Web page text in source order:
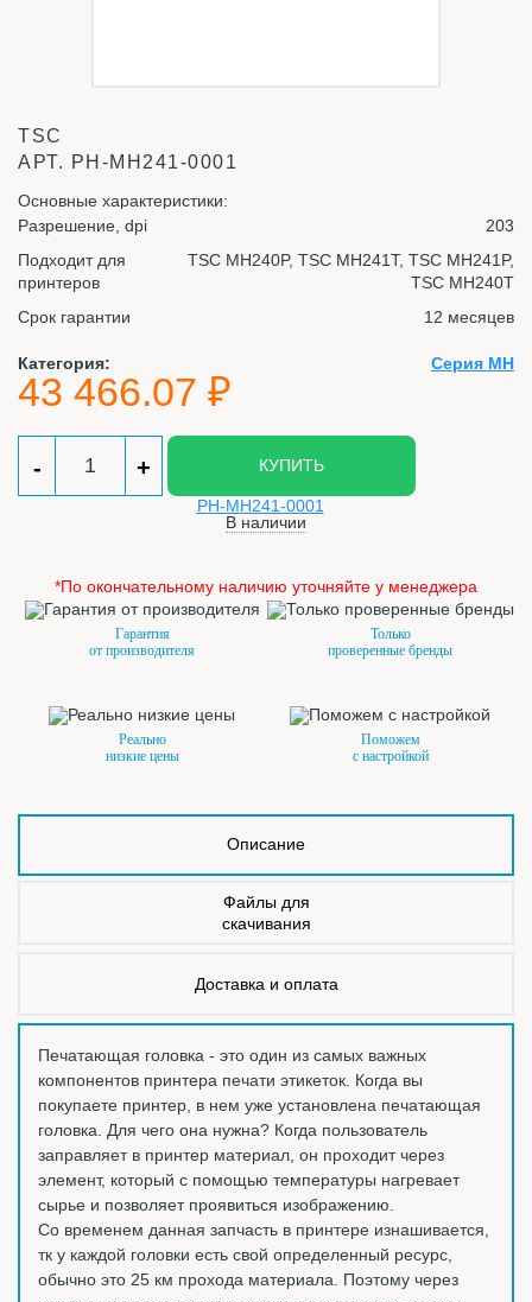
TSC
АРТ. PH-MH241-0001
Основные характеристики:
Разрешение, dpi
203
Подходит для
принтеров
TSC MH240P, TSC MH241T, TSC MH241P,
TSC MH240T
Срок гарантии
12 месяцев
Категория: Серия MH
43 466.07 ₽
- + КУПИТЬ
В наличии
*По окончательному наличию уточняйте у менеджера
Гарантия
от производителя
Только
проверенные бренды
Реально
низкие цены
Поможем
с настройкой
Описание
Файлы для
скачивания
Доставка и оплата
Печатающая головка - это один из самых важных
компонентов принтера печати этикеток. Когда вы
покупаете принтер, в нем уже установлена печатающая
головка. Для чего она нужна? Когда пользователь
заправляет в принтер материал, он проходит через
элемент, который с помощью температуры нагревает
сырье и позволяет проявиться изображению.
Со временем данная запчасть в принтере изнашивается,
тк у каждой головки есть свой определенный ресурс,
обычно это 25 км прохода материала. Поэтому через